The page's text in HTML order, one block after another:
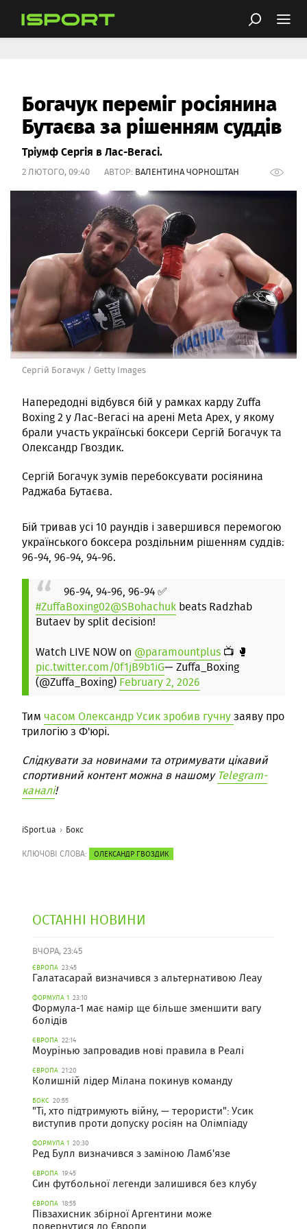
Богачук переміг росіянина
Бутаєва за рішенням суддів
Тріумф Сергія в Лас-Вегасі.
2 ЛЮТОГО, 09:40 АВТОР: ВАЛЕНТИНА ЧОРНОШТАН
Сергій Богачук / Getty Images
Напередодні відбувся бій у рамках карду Zuffa
Boxing 2 у Лас-Вегасі на арені Meta Apex, у якому
брали участь українські боксери Сергій Богачук та
Олександр Гвоздик.
Сергій Богачук зумів перебоксувати росіянина
Раджаба Бутаєва.
Бій тривав усі 10 раундів і завершився перемогою
українського боксера роздільним рішенням суддів:
96-94, 96-94, 94-96.
96-94, 94-96, 96-94 ✅
#ZuffaBoxing02@SBohachuk beats Radzhab
Butaev by split decision!
Watch LIVE NOW on @paramountplus 📺 🥊
pic.twitter.com/0f1jB9b1iG— Zuffa_Boxing
(@Zuffa_Boxing) February 2, 2026
Тим часом Олександр Усик зробив гучнузаяву про
трилогію з Ф'юрі.
Слідкувати за новинами та отримувати цікавий
спортивний контент можна в нашомуTelegram-
каналі!
iSport.ua Бокс
КЛЮЧОВІ СЛОВА: ОЛЕКСАНДР ГВОЗДИК
ОСТАННІ НОВИНИ
ВЧОРА, 23:45
ЄВРОПА 23:45
Галатасарай визначився з альтернативою Леау
ФОРМУЛА 1 23:10
Формула-1 має намір ще більше зменшити вагу
болідів
ЄВРОПА 22:14
Моурінью запровадив нові правила в Реалі
ЄВРОПА 21:20
Колишній лідер Мілана покинув команду
БОКС 20:55
"Ті, хто підтримують війну, — терористи": Усик
виступив проти допуску росіян на Олімпіаду
ФОРМУЛА 1 20:30
Ред Булл визначився з заміною Ламб'язе
ЄВРОПА 19:45
Син футбольної легенди залишився без клубу
ЄВРОПА 18:55
Півзахисник збірної Аргентини може